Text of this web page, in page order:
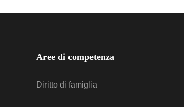
Aree di competenza
Diritto di famiglia